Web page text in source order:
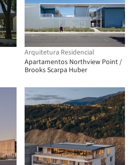
Arquitetura Residencial
Apartamentos Northview Point /
Brooks Scarpa Huber